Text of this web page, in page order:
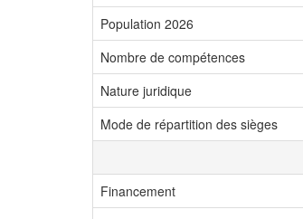
Population 2026
Nombre de compétences
Nature juridique
Mode de répartition des sièges
Financement